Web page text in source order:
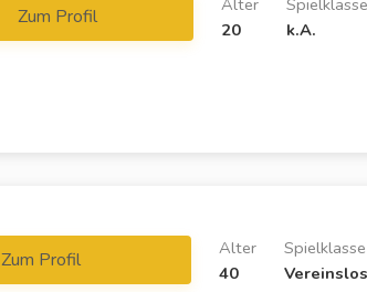
Spielklasse
k.A.
Alter
20
Zum Profil
Spielklasse
Vereinslos
Alter
40
Zum Profil